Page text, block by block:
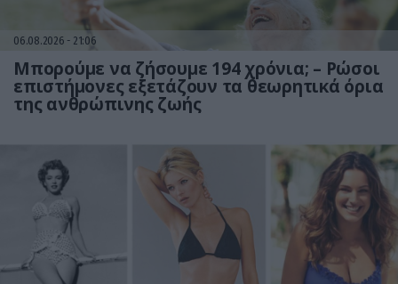
06.08.2026 21:06
Μπορούμε να ζήσουμε 194 χρόνια; – Ρώσοι
επιστήμονες εξετάζουν τα θεωρητικά όρια
της ανθρώπινης ζωής